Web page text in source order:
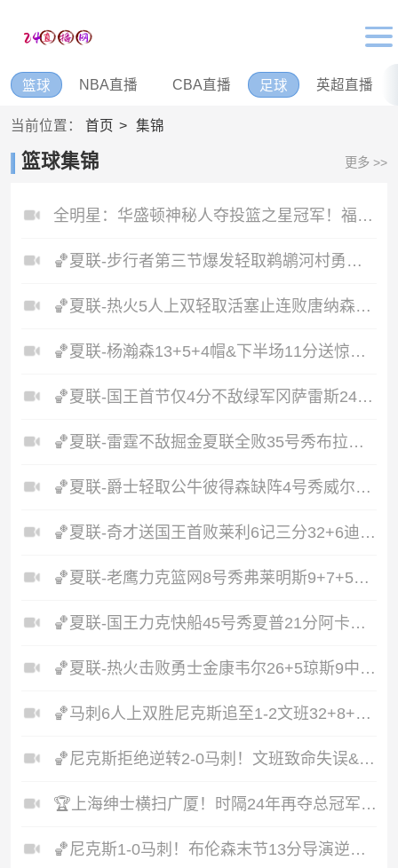
篮球 NBA直播 CBA直播 足球 英超直播
当前位置： 首页 集锦
篮球集锦 更多 >>
全明星：华盛顿神秘人夺投篮之星冠军！福德夺得三分大赛冠军！
🏀夏联-步行者第三节爆发轻取鹈鹕河村勇辉5+5+12斯劳森22分
🏀夏联-热火5人上双轻取活塞止连败唐纳森20+8+10奥科里27分
🏀夏联-杨瀚森13+5+4帽&下半场11分送惊艳妙传开拓者力克掘金
🏀夏联-国王首节仅4分不敌绿军冈萨雷斯24+10+5塞纳克10+12
🏀夏联-雷霆不敌掘金夏联全败35号秀布拉齐尔32+6马拉14+7+6
🏀夏联-爵士轻取公牛彼得森缺阵4号秀威尔逊19+8+5帽罚球6中0
🏀夏联-奇才送国王首败莱利6记三分32+6迪班萨23+7雷诺20+12
🏀夏联-老鹰力克篮网8号秀弗莱明斯9+7+5科比·约翰逊17+7
🏀夏联-国王力克快船45号秀夏普21分阿卡夫19+7瓦格勒7中1
🏀夏联-热火击败勇士金康韦尔26+5琼斯9中1奥尔布里奇21+6
🏀马刺6人上双胜尼克斯追至1-2文班32+8+6大头32分&末节12分
🏀尼克斯拒绝逆转2-0马刺！文班致命失误&失绝杀唐斯21+13
🏆上海绅士横扫广厦！时隔24年再夺总冠军！王哲林爆砍29+14！
🏀尼克斯1-0马刺！布伦森末节13分导演逆转文班21中6&6失误！